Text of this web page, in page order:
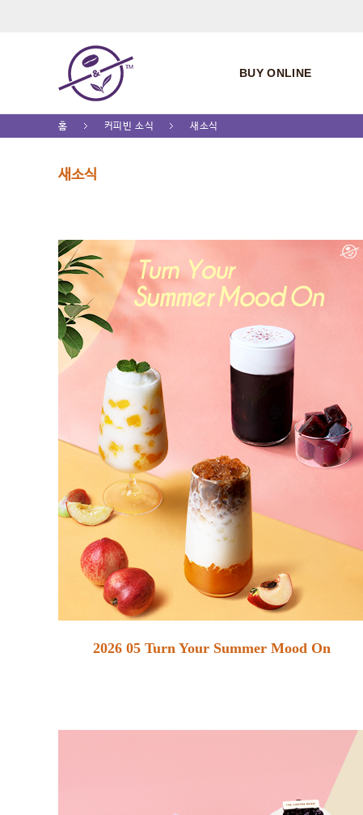
BUY ONLINE
홈 커피빈 소식 새소식
새소식
2026 05 Turn Your Summer Mood On